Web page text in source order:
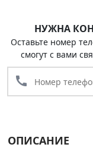
НУЖНА
Оставьте номер
смогут с вами
call
ОПИСАНИЕ